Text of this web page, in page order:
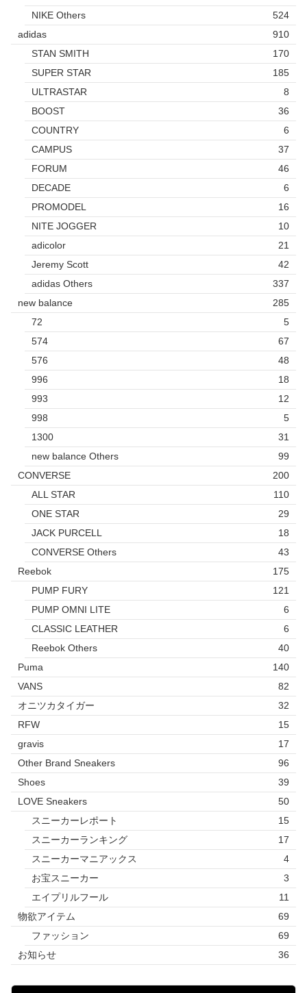
NIKE Others
524
adidas
910
STAN SMITH
170
SUPER STAR
185
ULTRASTAR
8
BOOST
36
COUNTRY
6
CAMPUS
37
FORUM
46
DECADE
6
PROMODEL
16
NITE JOGGER
10
adicolor
21
Jeremy Scott
42
adidas Others
337
new balance
285
72
5
574
67
576
48
996
18
993
12
998
5
1300
31
new balance Others
99
CONVERSE
200
ALL STAR
110
ONE STAR
29
JACK PURCELL
18
CONVERSE Others
43
Reebok
175
PUMP FURY
121
PUMP OMNI LITE
6
CLASSIC LEATHER
6
Reebok Others
40
Puma
140
VANS
82
オニツカタイガー
32
RFW
15
gravis
17
Other Brand Sneakers
96
Shoes
39
LOVE Sneakers
50
スニーカーレポート
15
スニーカーランキング
17
スニーカーマニアックス
4
お宝スニーカー
3
エイプリルフール
11
物欲アイテム
69
ファッション
69
お知らせ
36